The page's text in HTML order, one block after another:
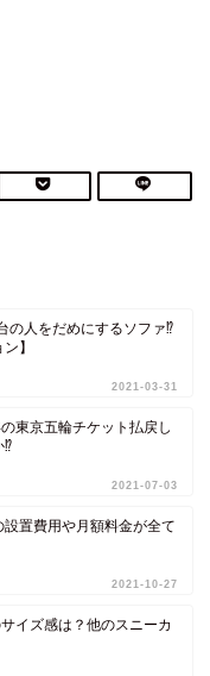
の人をだめにするソファ⁉
】
2021-03-31
東京五輪チケット払戻し
⁉
2021-07-03
設置費用や月額料金が全て
2021-10-27
イズ感は？他のスニーカ